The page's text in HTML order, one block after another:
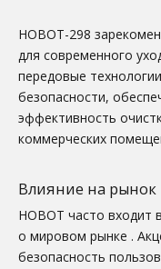
HOBOT-298
для современного
передовые
безопасности,
эффективность
коммерческих
Влияние на рынок
HOBOT часто входит
о мировом рынке .
безопасность